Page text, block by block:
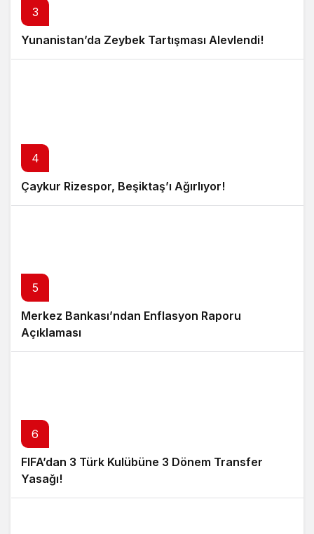
3
Yunanistan’da Zeybek Tartışması Alevlendi!
4
Çaykur Rizespor, Beşiktaş’ı Ağırlıyor!
5
Merkez Bankası’ndan Enflasyon Raporu
Açıklaması
6
FIFA’dan 3 Türk Kulübüne 3 Dönem Transfer
Yasağı!